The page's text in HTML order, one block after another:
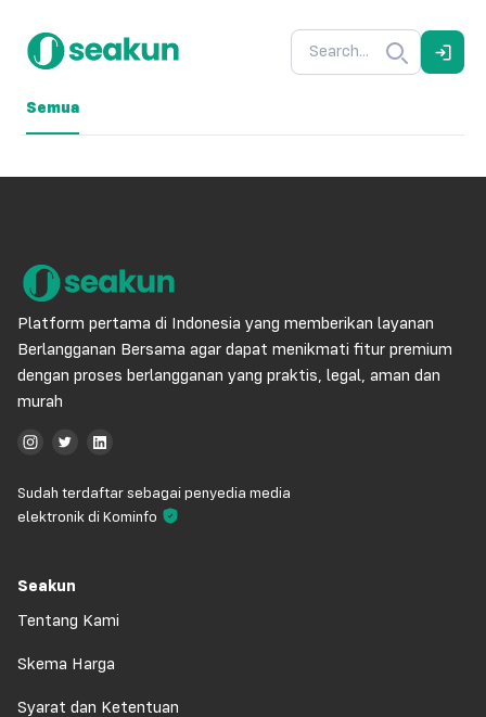
Semua
Platform pertama di Indonesia yang memberikan layanan
Berlangganan Bersama agar dapat menikmati fitur premium
dengan proses berlangganan yang praktis, legal, aman dan
murah
Sudah terdaftar sebagai penyedia media
elektronik di Kominfo
Seakun
Tentang Kami
Skema Harga
Syarat dan Ketentuan